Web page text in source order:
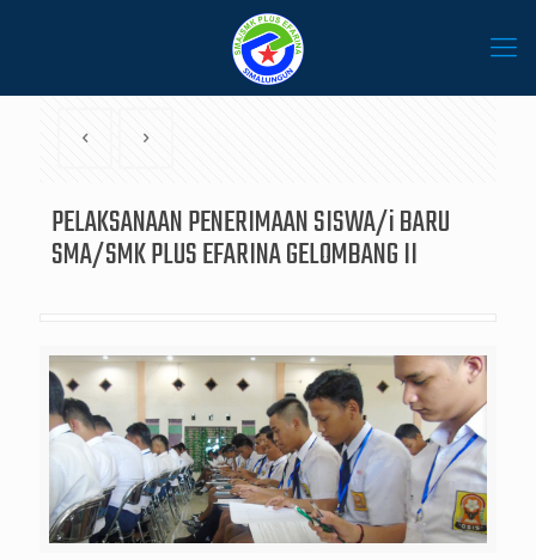
PELAKSANAAN PENERIMAAN SISWA/i BARU
SMA/SMK PLUS EFARINA GELOMBANG II